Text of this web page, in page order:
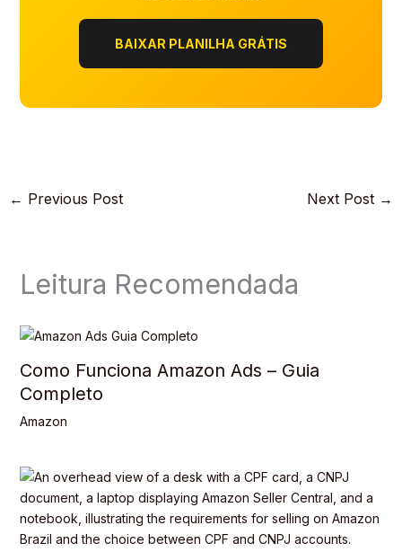
BAIXAR PLANILHA GRÁTIS
← Previous Post Next Post →
Leitura Recomendada
Como Funciona Amazon Ads – Guia
Completo
Amazon